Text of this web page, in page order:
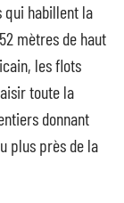
qui habillent la
mètres de haut
les flots
toute la
donnant
plus près de la